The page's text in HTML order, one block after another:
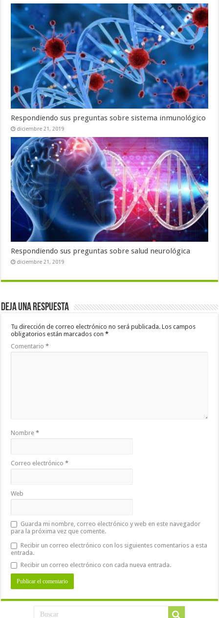
Respondiendo sus preguntas sobre sistema inmunológico
diciembre 21, 2019
Respondiendo sus preguntas sobre salud neurológica
diciembre 21, 2019
Deja una respuesta
Tu dirección de correo electrónico no será publicada. Los campos
obligatorios están marcados con*
Comentario*
Nombre*
Correo electrónico*
Web
Guarda mi nombre, correo electrónico y web en este navegador
para la próxima vez que comente.
Recibir un correo electrónico con los siguientes comentarios a esta
entrada.
Recibir un correo electrónico con cada nueva entrada.